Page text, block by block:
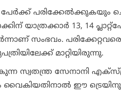
പരിക്കേല്‍ക്കുകയും
യാത്രക്കാര്‍ 13, 14
സംഭവം.
മാറ്റിയിരുന്നു.
സ്വതന്ത്ര സേനാനി
ഈ